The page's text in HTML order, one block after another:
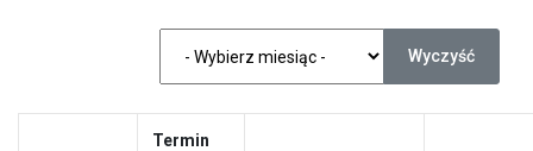
Wyczyść
Termin